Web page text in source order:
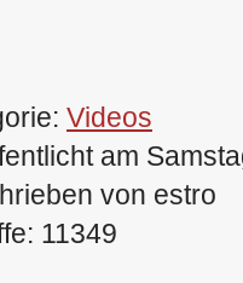
Videos
am
von estro
11349